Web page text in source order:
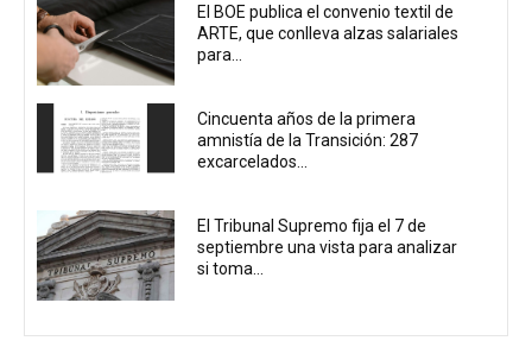
El BOE publica el convenio textil de
ARTE, que conlleva alzas salariales
para...
Cincuenta años de la primera
amnistía de la Transición: 287
excarcelados...
El Tribunal Supremo fija el 7 de
septiembre una vista para analizar
si toma...